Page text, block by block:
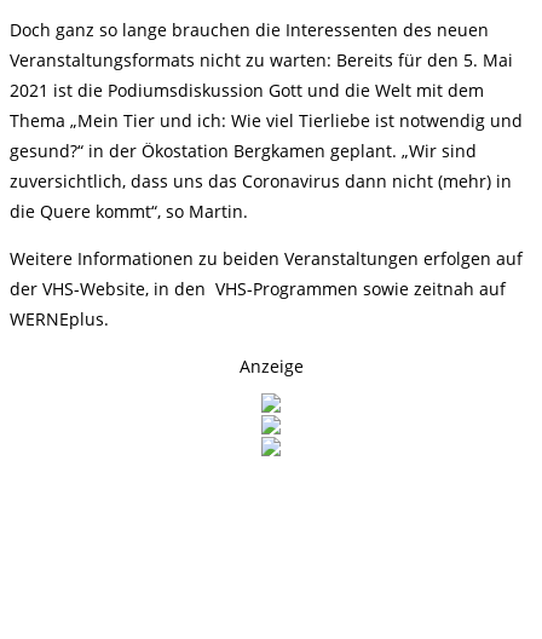
Doch ganz so lange brauchen die Interessenten des neuen
Veranstaltungsformats nicht zu warten: Bereits für den 5. Mai
2021 ist die Podiumsdiskussion Gott und die Welt mit dem
Thema „Mein Tier und ich: Wie viel Tierliebe ist notwendig und
gesund?“ in der Ökostation Bergkamen geplant. „Wir sind
zuversichtlich, dass uns das Coronavirus dann nicht (mehr) in
die Quere kommt“, so Martin.
Weitere Informationen zu beiden Veranstaltungen erfolgen auf
der VHS-Website, in den VHS-Programmen sowie zeitnah auf
WERNEplus.
Anzeige